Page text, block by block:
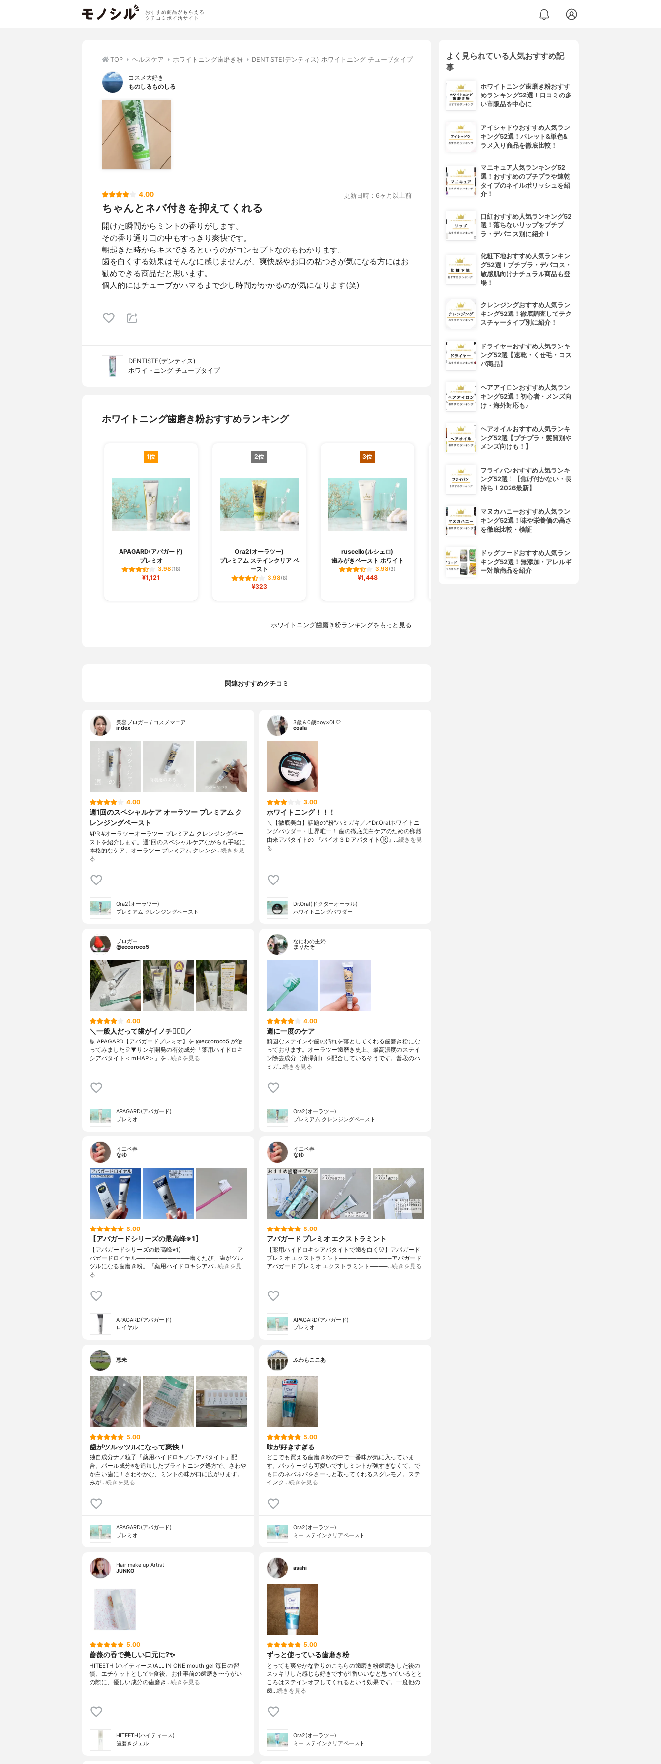
おすすめ商品がもらえる
クチコミポイ活サイト
TOP ヘルスケア ホワイトニング歯磨き粉 DENTISTE(デンティス) ホワイトニング チューブタイプ
コスメ大好き
ものしるものしる
4.00 更新日時：6ヶ月以上前
ちゃんとネバ付きを抑えてくれる
開けた瞬間からミントの香りがします。
その香り通り口の中もすっきり爽快です。
朝起きた時からキスできるというのがコンセプトなのもわかります。
歯を白くする効果はそんなに感じませんが、爽快感やお口の粘つきが気になる方にはお
勧めできる商品だと思います。
個人的にはチューブがハマるまで少し時間がかかるのが気になります(笑)
DENTISTE(デンティス)
ホワイトニング チューブタイプ
ホワイトニング歯磨き粉おすすめランキング
1位
APAGARD(アパガード)
プレミオ
3.98(18)
¥1,121
2位
Ora2(オーラツー)
プレミアム ステインクリア ペ
ースト
3.98(8)
¥323
3位
ruscello(ルシェロ)
歯みがきペースト ホワイト
3.98(3)
¥1,448
スマホワイトプラス
薬用ホワイトニングジェル
3.98
¥1,680
シュミテクト
やさしくホワイトニングEX
ホワイトニング歯磨き粉ランキングをもっと見る
関連おすすめクチコミ
美容ブロガー / コスメマニア
index
4.00
週1回のスペシャルケア オーラツー プレミアム ク
レンジングペースト
#PR #オーラツーオーラツー プレミアム クレンジングペー
ストを紹介します。週1回のスペシャルケアながらも手軽に
本格的なケア、オーラツー プレミアム クレンジ…続きを見
る
Ora2(オーラツー)
プレミアム クレンジングペースト
3歳＆0歳boy×OL🤍
coala
3.00
ホワイトニング！！！
＼【徹底美白】話題の"粉"ハミガキ／🪥Dr.Oralホワイトニ
ングパウダー・世界唯一！ 歯の徹底美白ケアのための卵殻
由来アパタイトの 『バイオ３ＤアパタイトⓇ』…続きを見
る
Dr.Oral(ドクターオーラル)
ホワイトニングパウダー
ブロガー
@eccoroco5
4.00
＼一般人だって歯がイノチ❤️‍🔥🦷／
🙋 APAGARD【アパガードプレミオ】を @eccoroco5 が使
ってみました🎈⁡⁡⁡⁡▼⁡サンギ開発の有効成分「薬用ハイドロキ
シアパタイト＜ｍHAP＞」を…続きを見る
APAGARD(アパガード)
プレミオ
なにわの主婦
まりたそ
4.00
週に一度のケア
頑固なステインや歯の汚れを落としてくれる歯磨き粉にな
っております。オーラツー歯磨き史上、最高濃度のステイ
ン除去成分（清掃剤）を配合しているそうです。普段のハ
ミガ…続きを見る
Ora2(オーラツー)
プレミアム クレンジングペースト
イエベ春
なゆ
5.00
【アパガードシリーズの最高峰※1】
【アパガードシリーズの最高峰※1】────────────ア
パガードロイヤル────────────磨くたび、歯がツル
ツルになる歯磨き粉。『薬用ハイドロキシアパ…続きを見
る
APAGARD(アパガード)
ロイヤル
イエベ春
なゆ
5.00
アパガード プレミオ エクストラミント
【薬用ハイドロキシアパタイトで歯を白く🦷】アパガード
プレミオ エクストラミント────────────アパガード
アパガード プレミオ エクストラミント────…続きを見る
APAGARD(アパガード)
プレミオ
恵未
5.00
歯がツルッツルになって爽快！
独自成分ナノ粒子「薬用ハイドロキノンアパタイト」配
合。パール成分※を追加したブライトニング処方で、さわや
か白い歯に！さわやかな、ミントの味が口に広がります。
みが…続きを見る
APAGARD(アパガード)
プレミオ
ふわもここあ
5.00
味が好きすぎる
どこでも買える歯磨き粉の中で一番味が気に入っていま
す。パッケージも可愛いですしミントが強すぎなくて、で
も口のネバネバをさーっと取ってくれるスグレモノ。ステ
インク…続きを見る
Ora2(オーラツー)
ミー ステインクリアペースト
Hair make up Artist
JUNKO
5.00
薔薇の香で美しい口元に?✨
HITEETH (ハイティース)ALL IN ONE mouth gel 毎日の習
慣、エチケットとして✨食後、お仕事前の歯磨き〜うがい
の際に、優しい成分の歯磨き…続きを見る
HITEETH(ハイティース)
歯磨きジェル
asahi
5.00
ずっと使っている歯磨き粉
とっても爽やかな香りのこちらの歯磨き粉歯磨きした後の
スッキリした感じも好きですが1番いいなと思っているとと
ころはステインオフしてくれるという効果です。一度他の
歯…続きを見る
Ora2(オーラツー)
ミー ステインクリアペースト
よく見られている人気おすすめ記
事
ホワイトニング歯磨き粉おすす
めランキング52選！口コミの多
い市販品を中心に
アイシャドウおすすめ人気ラン
キング52選！パレット&単色&
ラメ入り商品を徹底比較！
マニキュア人気ランキング52
選！おすすめのプチプラや速乾
タイプのネイルポリッシュを紹
介！
口紅おすすめ人気ランキング52
選！落ちないリップをプチプ
ラ・デパコス別に紹介！
化粧下地おすすめ人気ランキン
グ52選！プチプラ・デパコス・
敏感肌向けナチュラル商品も登
場！
クレンジングおすすめ人気ラン
キング52選！徹底調査してテク
スチャータイプ別に紹介！
ドライヤーおすすめ人気ランキ
ング52選【速乾・くせ毛・コス
パ商品】
ヘアアイロンおすすめ人気ラン
キング52選！初心者・メンズ向
け・海外対応も♪
ヘアオイルおすすめ人気ランキ
ング52選【プチプラ・髪質別や
メンズ向けも！】
フライパンおすすめ人気ランキ
ング52選！【焦げ付かない・長
持ち！2026最新】
マヌカハニーおすすめ人気ラン
キング52選！味や栄養価の高さ
を徹底比較・検証
ドッグフードおすすめ人気ラン
キング52選！無添加・アレルギ
ー対策商品を紹介